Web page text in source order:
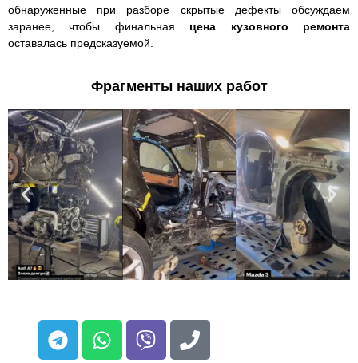
обнаруженные при разборе скрытые дефекты обсуждаем
заранее, чтобы финальная цена кузовного ремонта
оставалась предсказуемой.
Фрагменты наших работ